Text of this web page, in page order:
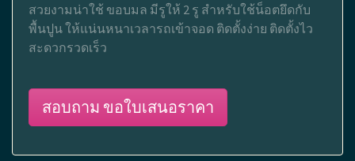
สวยงามน่าใช้ ขอบมล มีรูให้ 2 รู สำหรับใช้น็อตยึดกับ
พื้นปูน ให้แน่นหนาเวลารถเข้าจอด ติดตั้งง่าย ติดตั้งไว
สะดวกรวดเร็ว
สอบถาม ขอใบเสนอราคา